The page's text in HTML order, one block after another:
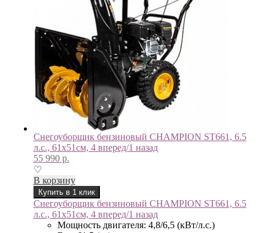
Снегоуборщик бензиновый CHAMPION ST661, 6.5
л.с., 61х51см, 4 вперед/1 назад
55 990р.
♡
В корзину
Купить в 1 клик
Снегоуборщик бензиновый CHAMPION ST661, 6.5
л.с., 61х51см, 4 вперед/1 назад
Мощность двигателя: 4,8/6,5 (кВт/л.с.)